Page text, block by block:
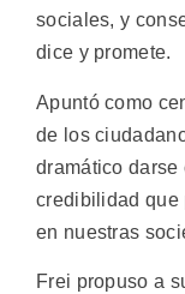
sociales, y
dice y promete.
Apuntó como
de los
dramático
credibilidad que
en nuestras
Frei propuso a